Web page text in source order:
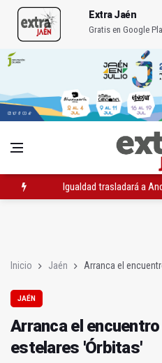
Extra Jaén
Gratis en Google
Igualdad trasladará a
Inicio Jaén Arranca el
JAÉN
Arranca el
estelares 'Órbitas'